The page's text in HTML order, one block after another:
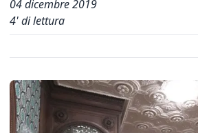
04 dicembre 2019
4' di lettura